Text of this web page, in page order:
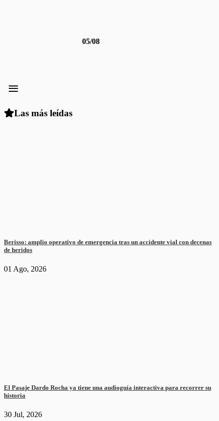
05/08
≡
Las más leídas
Berisso: amplio operativo de emergencia tras un accidente vial con decenas
de heridos
01 Ago, 2026
El Pasaje Dardo Rocha ya tiene una audioguía interactiva para recorrer su
historia
30 Jul, 2026